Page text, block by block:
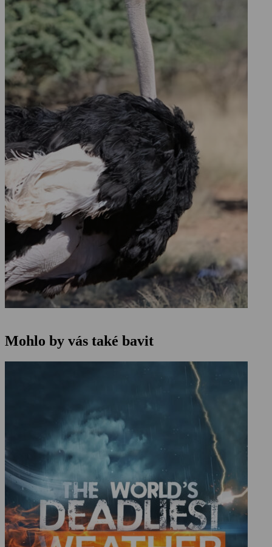
Mohlo by vás také bavit